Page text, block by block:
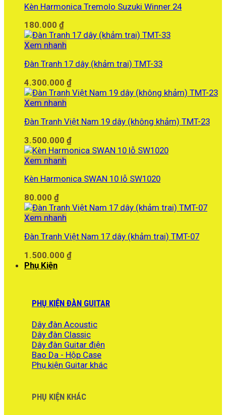
Kèn Harmonica Tremolo Suzuki Winner 24
180.000 ₫
Xem nhanh
Đàn Tranh 17 dây (khảm trai) TMT-33
4.300.000 ₫
Xem nhanh
Đàn Tranh Việt Nam 19 dây (không khảm) TMT-23
3.500.000 ₫
Xem nhanh
Kèn Harmonica SWAN 10 lỗ SW1020
80.000 ₫
Xem nhanh
Đàn Tranh Việt Nam 17 dây (khảm trai) TMT-07
1.500.000 ₫
Phụ Kiện
PHỤ KIỆN ĐÀN GUITAR
Dây đàn Acoustic
Dây đàn Classic
Dây đàn Guitar điện
Bao Da - Hộp Case
Phụ kiện Guitar khác
PHỤ KIỆN KHÁC